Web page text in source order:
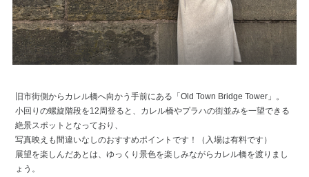
旧市街側からカレル橋へ向かう手前にある「Old Town Bridge Tower」。
小回りの螺旋階段を12周登ると、カレル橋やプラハの街並みを一望できる
絶景スポットとなっており、
写真映えも間違いなしのおすすめポイントです！（入場は有料です）
展望を楽しんだあとは、ゆっくり景色を楽しみながらカレル橋を渡りまし
ょう。